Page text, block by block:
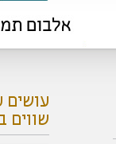
עושים
שווים